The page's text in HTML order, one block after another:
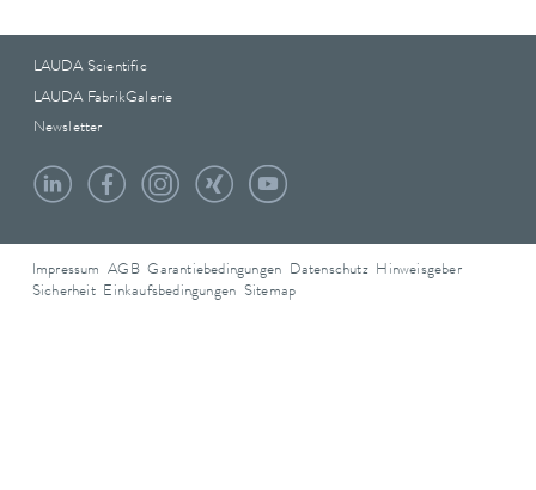
LAUDA Scientific
LAUDA FabrikGalerie
Newsletter
Impressum AGB Garantiebedingungen Datenschutz Hinweisgeber
Sicherheit Einkaufsbedingungen Sitemap